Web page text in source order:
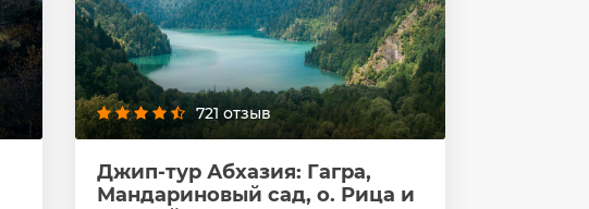
721 отзыв
Джип-тур Абхазия: Гагра,
Мандариновый сад, о. Рица и